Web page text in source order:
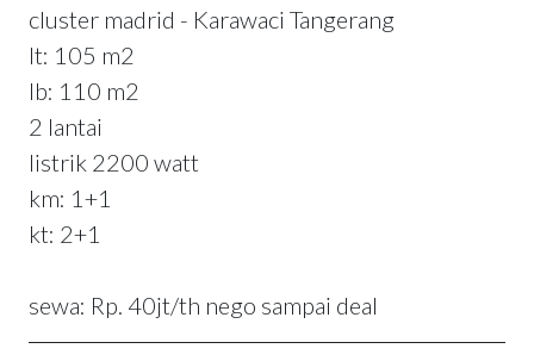
cluster madrid - Karawaci Tangerang
lt: 105 m2
lb: 110 m2
2 lantai
listrik 2200 watt
km: 1+1
kt: 2+1
sewa: Rp. 40jt/th nego sampai deal